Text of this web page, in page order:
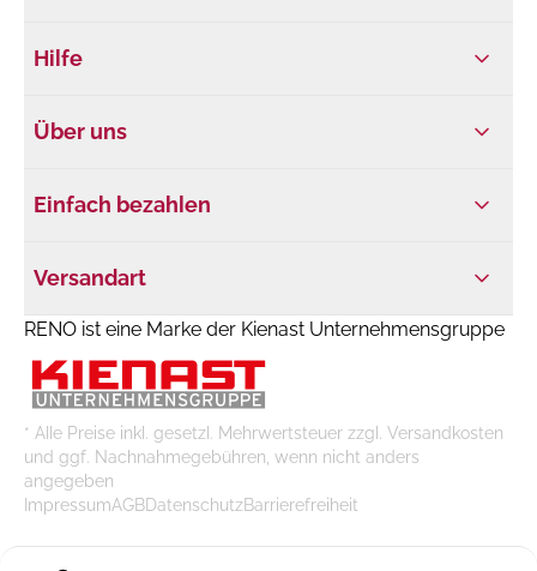
Hilfe
Über uns
Einfach bezahlen
Versandart
RENO ist eine Marke der Kienast Unternehmensgruppe
* Alle Preise inkl. gesetzl. Mehrwertsteuer zzgl. Versandkosten
und ggf. Nachnahmegebühren, wenn nicht anders
angegeben
ImpressumAGBDatenschutzBarrierefreiheit